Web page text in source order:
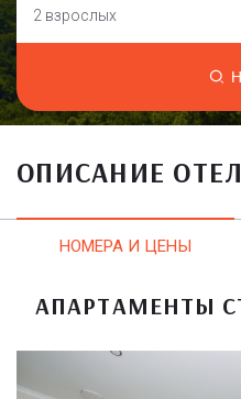
2 взрослых
ОПИСАНИЕ
НОМЕРА И ЦЕНЫ
АПАРТАМЕНТЫ